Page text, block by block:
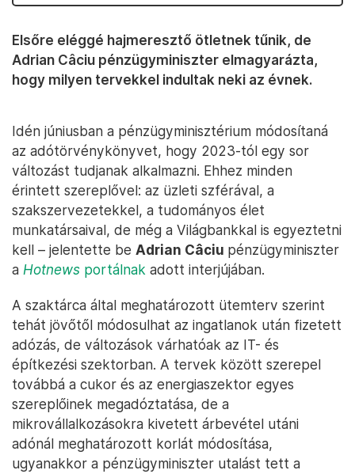
Elsőre eléggé hajmeresztő ötletnek tűnik, de
Adrian Câciu pénzügyminiszter elmagyarázta,
hogy milyen tervekkel indultak neki az évnek.
Idén júniusban a pénzügyminisztérium módosítaná
az adótörvénykönyvet, hogy 2023-tól egy sor
változást tudjanak alkalmazni. Ehhez minden
érintett szereplővel: az üzleti szférával, a
szakszervezetekkel, a tudományos élet
munkatársaival, de még a Világbankkal is egyeztetni
kell – jelentette be Adrian Câciu pénzügyminiszter
a Hotnews portálnak adott interjújában.
A szaktárca által meghatározott ütemterv szerint
tehát jövőtől módosulhat az ingatlanok után fizetett
adózás, de változások várhatóak az IT- és
építkezési szektorban. A tervek között szerepel
továbbá a cukor és az energiaszektor egyes
szereplőinek megadóztatása, de a
mikrovállalkozásokra kivetett árbevétel utáni
adónál meghatározott korlát módosítása,
ugyanakkor a pénzügyminiszter utalást tett a